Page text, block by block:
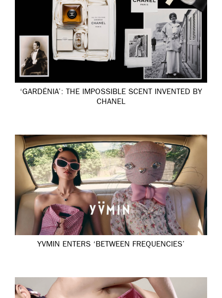
‘GARDÉNIA’: THE IMPOSSIBLE SCENT INVENTED BY
CHANEL
YVMIN ENTERS ‘BETWEEN FREQUENCIES’